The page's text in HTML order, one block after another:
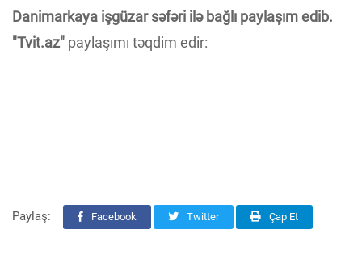
Danimarkaya işgüzar səfəri ilə bağlı paylaşım edib.
"Tvit.az" paylaşımı təqdim edir:
Paylaş: Facebook Twitter Çap Et